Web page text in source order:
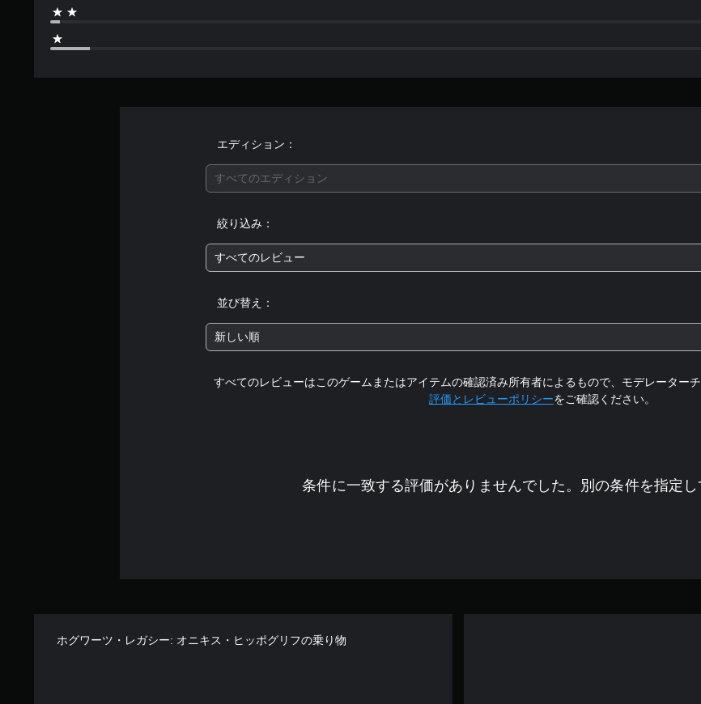
エディション：
すべてのエディション
絞り込み：
すべてのレビュー
並び替え：
新しい順
すべてのレビューはこのゲームまたはアイテムの確認済み所有者によるもので、モデレーター
評価とレビューポリシーをご確認ください。
条件に一致する評価がありませんでした。別の条件を指定し
ホグワーツ・レガシー: オニキス・ヒッポグリフの乗り物